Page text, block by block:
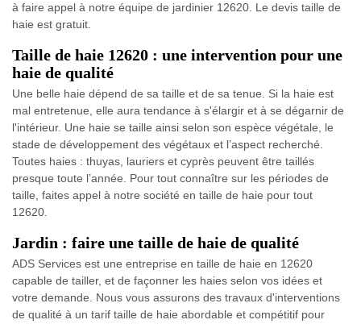
à faire appel à notre équipe de jardinier 12620. Le devis taille de
haie est gratuit.
Taille de haie 12620 : une intervention pour une
haie de qualité
Une belle haie dépend de sa taille et de sa tenue. Si la haie est
mal entretenue, elle aura tendance à s'élargir et à se dégarnir de
l'intérieur. Une haie se taille ainsi selon son espèce végétale, le
stade de développement des végétaux et l’aspect recherché.
Toutes haies : thuyas, lauriers et cyprès peuvent être taillés
presque toute l’année. Pour tout connaître sur les périodes de
taille, faites appel à notre société en taille de haie pour tout
12620.
Jardin : faire une taille de haie de qualité
ADS Services est une entreprise en taille de haie en 12620
capable de tailler, et de façonner les haies selon vos idées et
votre demande. Nous vous assurons des travaux d'interventions
de qualité à un tarif taille de haie abordable et compétitif pour